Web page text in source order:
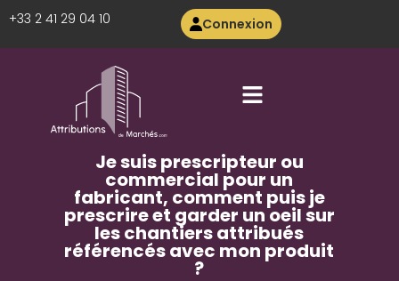
+33 2 41 29 04 10 Connexion
Je suis prescripteur ou
commercial pour un
fabricant, comment puis je
prescrire et garder un oeil sur
les chantiers attribués
référencés avec mon produit
?